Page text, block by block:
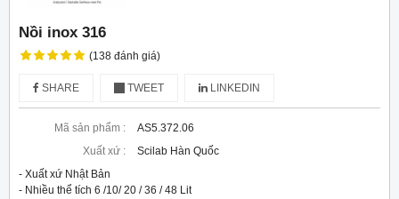
Nồi inox 316
(138 đánh giá)
SHARE TWEET LINKEDIN
Mã sản phẩm :
AS5.372.06
Xuất xứ :
Scilab Hàn Quốc
- Xuất xứ Nhật Bản
- Nhiều thể tích 6 /10/ 20 / 36 / 48 Lit